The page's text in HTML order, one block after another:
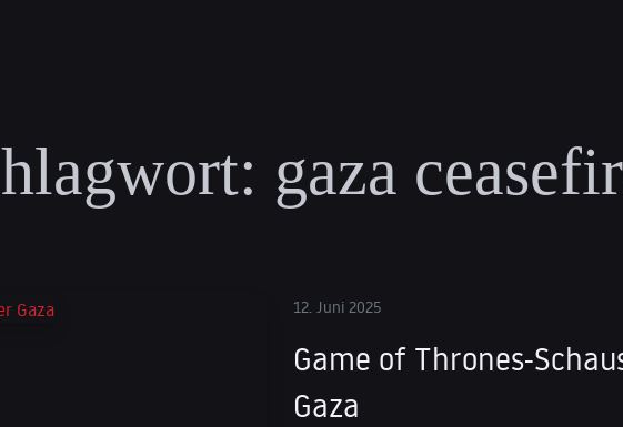
gaza
12. Juni 2025
Game of Thrones-
Gaza